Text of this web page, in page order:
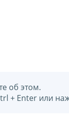
об этом.
+ Enter или